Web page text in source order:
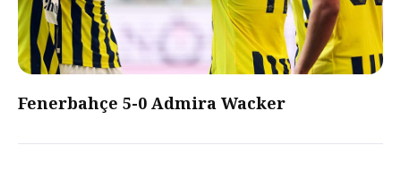
Fenerbahçe 5-0 Admira Wacker